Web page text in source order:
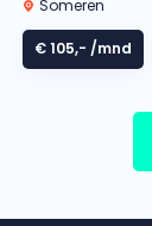
Someren
€ 105,- /mnd